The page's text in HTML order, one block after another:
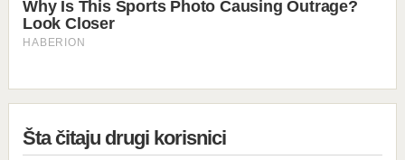
Šta čitaju drugi korisnici